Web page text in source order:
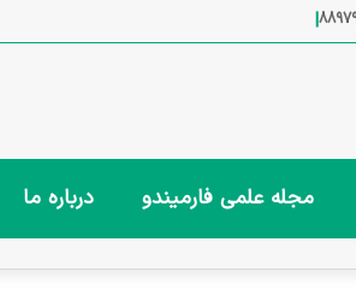
|
مجله علمی فارمیندو درباره ما